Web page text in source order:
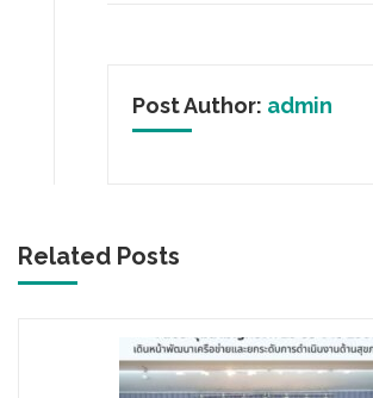
Post Author: admin
Related Posts